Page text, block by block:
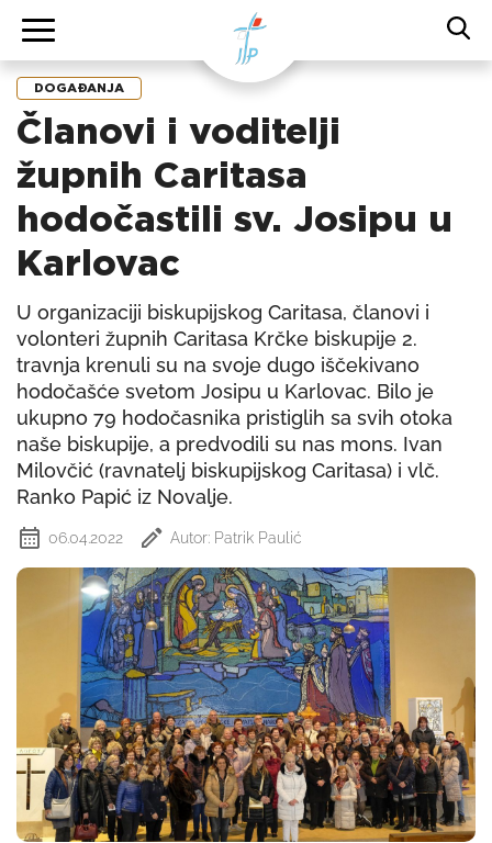
DOGAĐANJA
Članovi i voditelji
župnih Caritasa
hodočastili sv. Josipu u
Karlovac
U organizaciji biskupijskog Caritasa, članovi i
volonteri župnih Caritasa Krčke biskupije 2.
travnja krenuli su na svoje dugo iščekivano
hodočašće svetom Josipu u Karlovac. Bilo je
ukupno 79 hodočasnika pristiglih sa svih otoka
naše biskupije, a predvodili su nas mons. Ivan
Milovčić (ravnatelj biskupijskog Caritasa) i vlč.
Ranko Papić iz Novalje.
06.04.2022 Autor: Patrik Paulić